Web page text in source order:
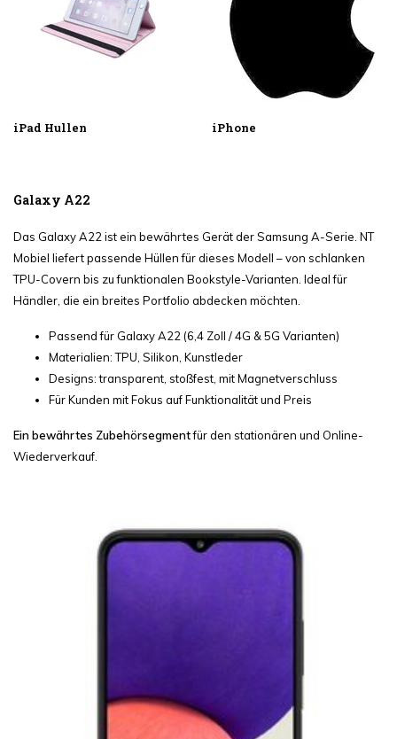
iPad Hullen iPhone
Galaxy A22
Das Galaxy A22 ist ein bewährtes Gerät der Samsung A-Serie. NT
Mobiel liefert passende Hüllen für dieses Modell – von schlanken
TPU-Covern bis zu funktionalen Bookstyle-Varianten. Ideal für
Händler, die ein breites Portfolio abdecken möchten.
Passend für Galaxy A22 (6,4 Zoll / 4G & 5G Varianten)
Materialien: TPU, Silikon, Kunstleder
Designs: transparent, stoßfest, mit Magnetverschluss
Für Kunden mit Fokus auf Funktionalität und Preis
Ein bewährtes Zubehörsegmentfür den stationären und Online-
Wiederverkauf.